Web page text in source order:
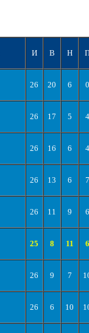
И В Н
26 20 6 0
26 17 5 4
26 16 6 4
26 13 6 7
26 11 9 6
25 8 11 6
26 9 7
26 6 10